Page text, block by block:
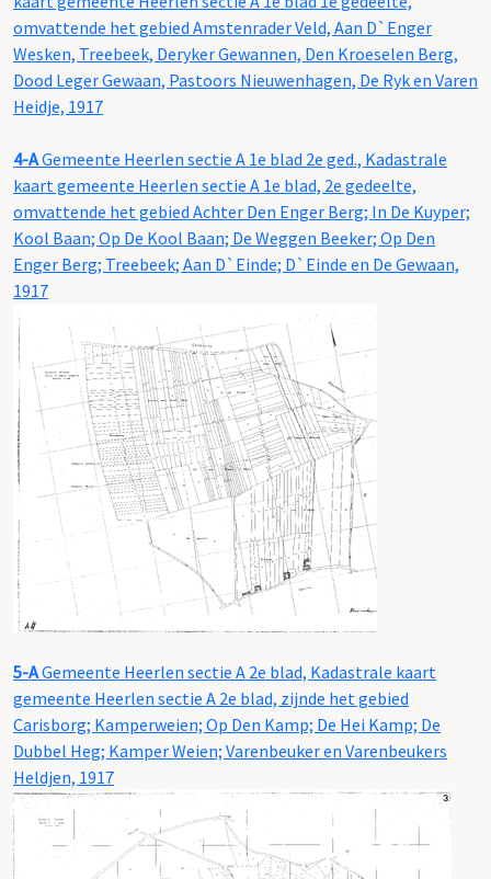
omvattende het gebied Amstenrader Veld, Aan D`Enger
Wesken, Treebeek, Deryker Gewannen, Den Kroeselen Berg,
Dood Leger Gewaan, Pastoors Nieuwenhagen, De Ryk en Varen
Heidje, 1917
4-AGemeente Heerlen sectie A 1e blad 2e ged., Kadastrale
kaart gemeente Heerlen sectie A 1e blad, 2e gedeelte,
omvattende het gebied Achter Den Enger Berg; In De Kuyper;
Kool Baan; Op De Kool Baan; De Weggen Beeker; Op Den
Enger Berg; Treebeek; Aan D`Einde; D`Einde en De Gewaan,
1917
5-AGemeente Heerlen sectie A 2e blad, Kadastrale kaart
gemeente Heerlen sectie A 2e blad, zijnde het gebied
Carisborg; Kamperweien; Op Den Kamp; De Hei Kamp; De
Dubbel Heg; Kamper Weien; Varenbeuker en Varenbeukers
Heldjen, 1917